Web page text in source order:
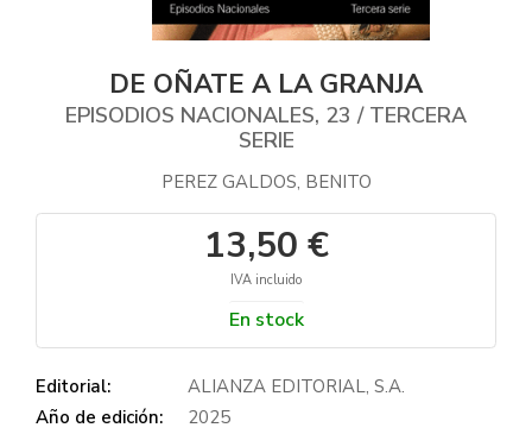
DE OÑATE A LA GRANJA
EPISODIOS NACIONALES, 23 / TERCERA
SERIE
PEREZ GALDOS, BENITO
13,50 €
IVA incluido
En stock
Editorial:
ALIANZA EDITORIAL, S.A.
Año de edición:
2025